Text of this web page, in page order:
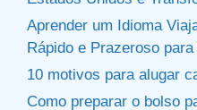
Aprender um Idioma
Rápido e Prazeroso
10 motivos para alugar
Como preparar o bolso